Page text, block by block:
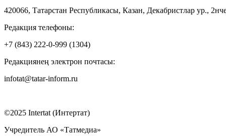
420066, Татарстан Республикасы, Казан, Декабристлар ур.,
Редакция телефоны:
+7 (843) 222-0-999 (1304)
Редакциянең электрон почтасы:
infotat@tatar-inform.ru
©2025 Intertat (Интертат)
Учредитель АО «Татмедиа»